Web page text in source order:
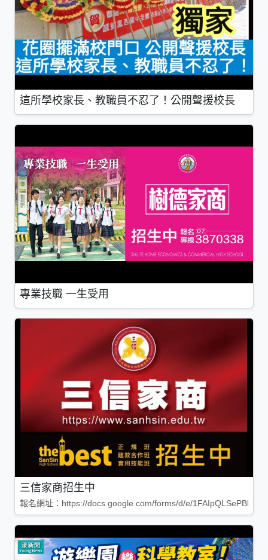
這所學校家長、教職員不忍了！公開聲援校長
專業技職 一生受用
三信家商招生中
報名網址：https://docs.google.com/forms/d/e/